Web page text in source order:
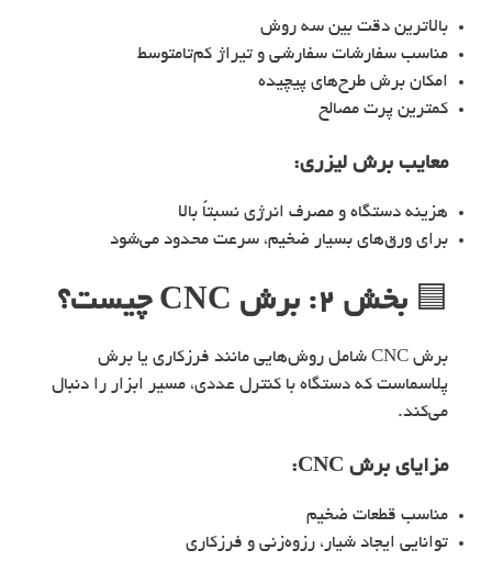
بالاترین دقت بین سه روش
مناسب سفارشات سفارشی و تیراژ کم‌تا‌متوسط
امکان برش طرح‌های پیچیده
کمترین پرت مصالح
معایب برش لیزری:
هزینه دستگاه و مصرف انرژی نسبتاً بالا
برای ورق‌های بسیار ضخیم، سرعت محدود می‌شود
🟦 بخش ۲: برش CNC چیست؟
برش CNC شامل روش‌هایی مانند فرزکاری یا برش
پلاسماست که دستگاه با کنترل عددی، مسیر ابزار را دنبال
می‌کند.
مزایای برش CNC:
مناسب قطعات ضخیم
توانایی ایجاد شیار، رزوه‌زنی و فرزکاری